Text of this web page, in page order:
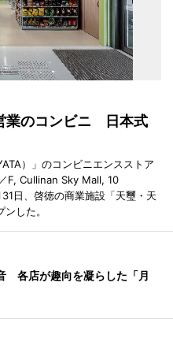
業のコンビニ 日本式
）」のコンビニエンスストア
F, Cullinan Sky Mall, 10
日、啓徳の商業施設「天璽・天
した。
各店が趣向を凝らした「月